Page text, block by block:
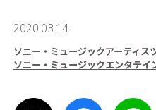
2020.03.14
ソニー・ミュージックアーティス
ソニー・ミュージックエンタテイ